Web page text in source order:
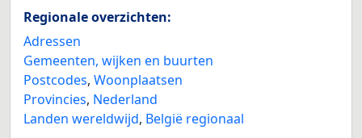
Regionale overzichten:
Adressen
Gemeenten, wijken en buurten
Postcodes, Woonplaatsen
Provincies, Nederland
Landen wereldwijd, België regionaal